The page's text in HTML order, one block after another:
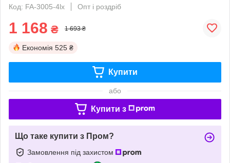
Код: FA-3005-4lx
Опт і роздріб
1 168 ₴ 1 693 ₴
Економія 525 ₴
Купити
або
Купити з
Що таке купити з Пром?
Замовлення під захистом